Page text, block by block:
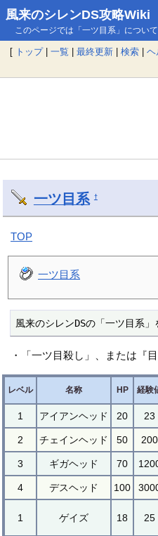
風来のシレンDS攻略Wiki
このページでは「一ツ目系」につい
[ トップ| 一覧 | 最終更新 | 検索 | ヘ
一ツ目系 †
TOP
一ツ目系
風来のシレンDSの「一ツ目系」
・「一ツ目殺し」、または『
レベル 名称 HP 経験
1 アイアンヘッド 20 23
2 チェインヘッド 50 200
3 ギガヘッド 70
4 デスヘッド 100
1 ゲイズ 18 25